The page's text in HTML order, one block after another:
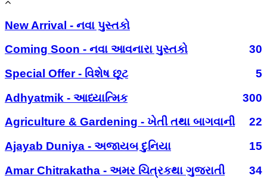
New Arrival - નવા પુસ્તકો
Coming Soon - નવા આવનારા પુસ્તકો
30
Special Offer - વિશેષ છૂટ
5
Adhyatmik - આધ્યાત્મિક
300
Agriculture & Gardening - ખેતી તથા બાગવાની
22
Ajayab Duniya - અજાયબ દુનિયા
15
Amar Chitrakatha - અમર ચિત્રકથા ગુજરાતી
34